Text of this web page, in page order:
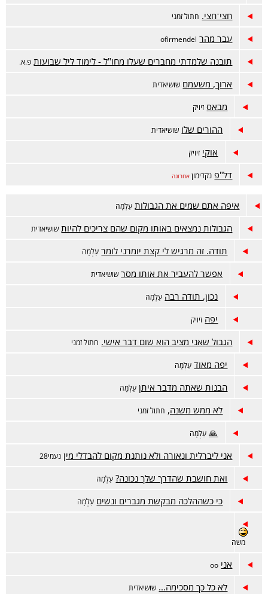
חצי־חצי. חתול זמני
עבר מהר ofirmendel
תובנה שלמדתי מחברים שעלו מחו"ל - לימוד ליל שבועות פ.א.
ארוך, משעמם שושיאדית
מבאס זיויק
ההורים שלו שושיאדית
אוקי זיויק
דל"פ נקדימון אחרונה
איפה אתם שמים את הגבולות עַלְמָה
הגבולות נמצאים באותו מקום שהם צריכים להיות שושיאדית
תודה. זה מרגיש לי קצת יומרני לומר עַלְמָה
אפשר להעביר את אותו מסר שושיאדית
נכון, תודה רבה עַלְמָה
יפה זיויק
הגבול שאני מציב הוא שום דבר אישי. חתול זמני
יפה מאוד עַלְמָה
הבנות שאתה מדבר איתן עַלְמָה
לא ממש משנה, חתול זמני
🙏 עַלְמָה
אני ליברלית ונאורה ולא נותנת מקום להבדלי מין נעמי28
ואת חושבת שהדרך שלך נכונה? עַלְמָה
כי כשההלכה מבקשת מגברים ונשים עַלְמָה
משה
אני oo
לא כל כך מסכימה... שושיאדית